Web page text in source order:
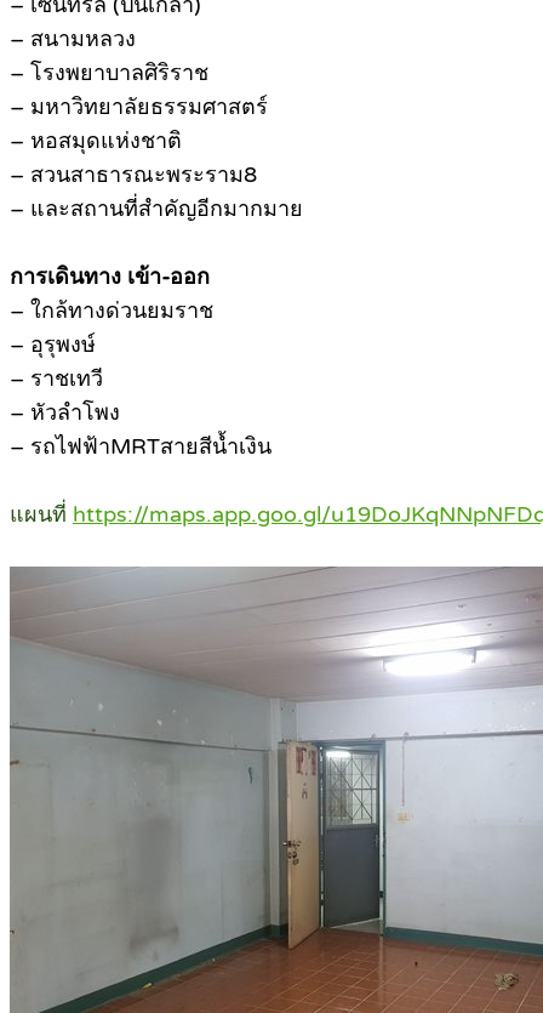
– สนามหลวง
– โรงพยาบาลศิริราช
– มหาวิทยาลัยธรรมศาสตร์
– หอสมุดแห่งชาติ
– สวนสาธารณะพระราม8
– และสถานที่สำคัญอีกมากมาย
การเดินทาง เข้า-ออก
– ใกล้ทางด่วนยมราช
– อุรุพงษ์
– ราชเทวี
– หัวลำโพง
– รถไฟฟ้าMRTสายสีน้ำเงิน
แผนที่ https://maps.app.goo.gl/